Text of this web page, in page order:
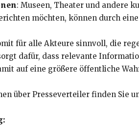
: Museen, Theater und andere
möchten, können durch
für alle Akteure sinnvoll, die
dafür, dass relevante
auf eine größere öffentliche
über Presseverteiler finden Sie